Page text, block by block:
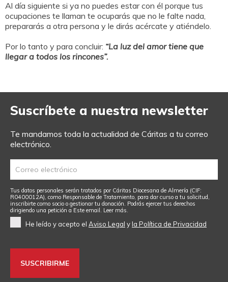
Al día siguiente si ya no puedes estar con él porque tus
ocupaciones te llaman te ocuparás que no le falte nada,
prepararás a otra persona y le dirás acércate y atiéndelo.
Por lo tanto y para concluir: “La luz del amor tiene que
llegar a todos los rincones”.
Suscríbete a nuestra newsletter
Te mandamos toda la actualidad de Cáritas a tu correo
electrónico.
Tus datos personales serán tratados por Cáritas Diocesana de Almería (CIF:
R0400012A), como Responsable de Tratamiento, para dar curso a tu solicitud,
inscribirte como socio o gestionar tu donación. Podrás ejercer tus derechos
dirigiendo una petición a Este email . Leer más.
He leído y acepto el Aviso Legal yla Política de Privacidad